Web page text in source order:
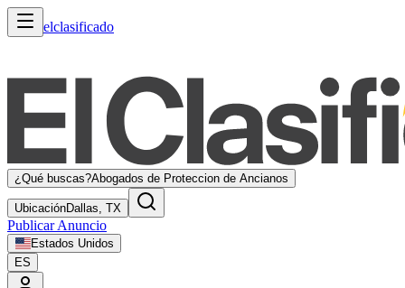
elclasificado
¿Qué buscas?Abogados de Proteccion de Ancianos
UbicaciónDallas, TX
Publicar Anuncio
Estados Unidos
ES